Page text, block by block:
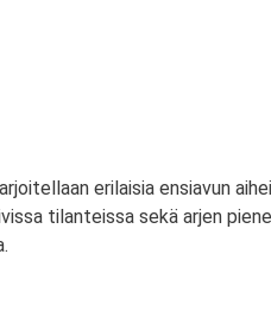
erilaisia ensiavun
tilanteissa sekä arjen